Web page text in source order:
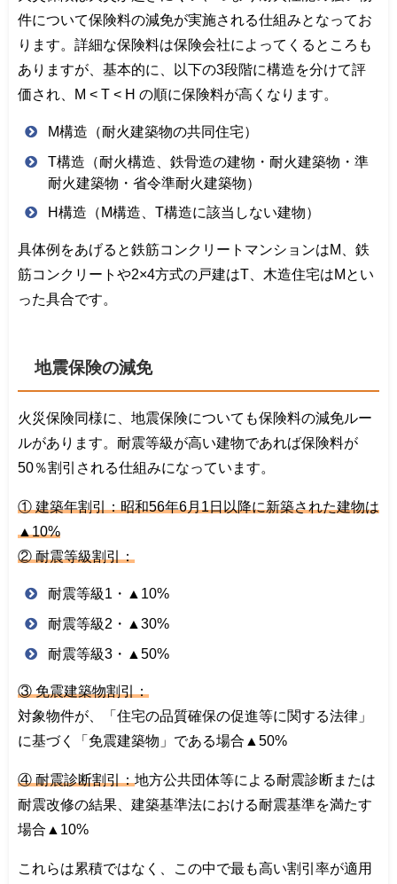
件について保険料の減免が実施される仕組みとなってお
ります。詳細な保険料は保険会社によってくるところも
ありますが、基本的に、以下の3段階に構造を分けて評
価され、M < T < H の順に保険料が高くなります。
M構造（耐火建築物の共同住宅）
T構造（耐火構造、鉄骨造の建物・耐火建築物・準
耐火建築物・省令準耐火建築物）
H構造（M構造、T構造に該当しない建物）
具体例をあげると鉄筋コンクリートマンションはM、鉄
筋コンクリートや2×4方式の戸建はT、木造住宅はMとい
った具合です。
地震保険の減免
火災保険同様に、地震保険についても保険料の減免ルー
ルがあります。耐震等級が高い建物であれば保険料が
50％割引される仕組みになっています。
① 建築年割引：昭和56年6月1日以降に新築された建物は
▲10%
② 耐震等級割引：
耐震等級1・▲10%
耐震等級2・▲30%
耐震等級3・▲50%
③ 免震建築物割引：
対象物件が、「住宅の品質確保の促進等に関する法律」
に基づく「免震建築物」である場合▲50%
④ 耐震診断割引： 地方公共団体等による耐震診断または
耐震改修の結果、建築基準法における耐震基準を満たす
場合▲10%
これらは累積ではなく、この中で最も高い割引率が適用